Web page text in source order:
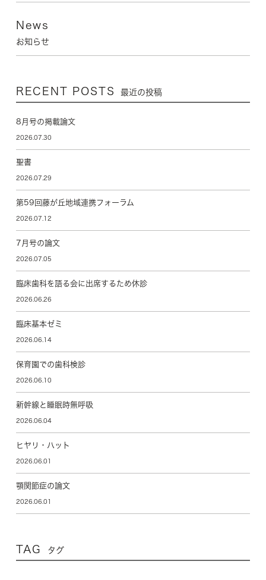
News
お知らせ
RECENT POSTS 最近の投稿
8月号の掲載論文
2026.07.30
聖書
2026.07.29
第59回藤が丘地域連携フォーラム
2026.07.12
7月号の論文
2026.07.05
臨床歯科を語る会に出席するため休診
2026.06.26
臨床基本ゼミ
2026.06.14
保育園での歯科検診
2026.06.10
新幹線と睡眠時無呼吸
2026.06.04
ヒヤリ・ハット
2026.06.01
顎関節症の論文
2026.06.01
TAG タグ